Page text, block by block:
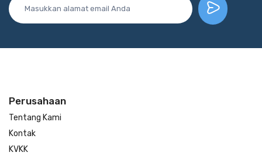
Perusahaan
Tentang Kami
Kontak
KVKK